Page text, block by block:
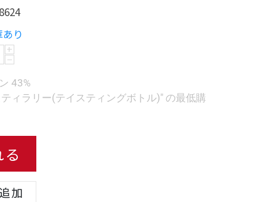
り
+
−
43%
ィラリー(テイスティングボトル)" の最低購
加